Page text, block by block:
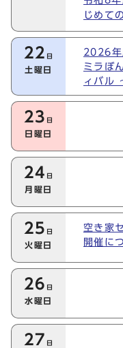
じめて
22 日
土曜日
2026年
ミラぼ
ィバル
23 日
日曜日
24 日
月曜日
25 日
火曜日
空き家
開催に
26 日
水曜日
27 日